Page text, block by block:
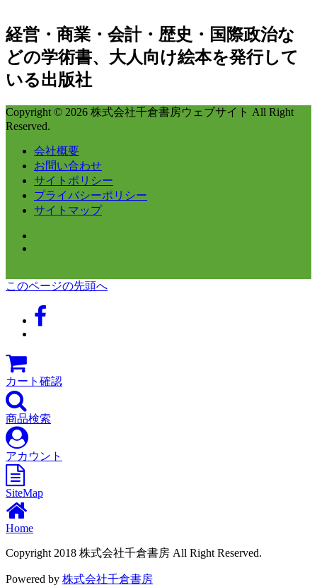
経営・商業・会計・歴史・国際政治な
どの学術書、大人向け絵本を発行して
いる出版社
Copyright © 2026 株式会社千倉書房ウェブサイト All Right
Reserved.
会社概要
お問い合わせ
サイトポリシー
プライバシーポリシー
サイトマップ
このページの先頭へ
カート確認
商品検索
アカウント
SiteMap
Home
Copyright 2018 株式会社千倉書房 All Right Reserved.
Powered by 株式会社千倉書房